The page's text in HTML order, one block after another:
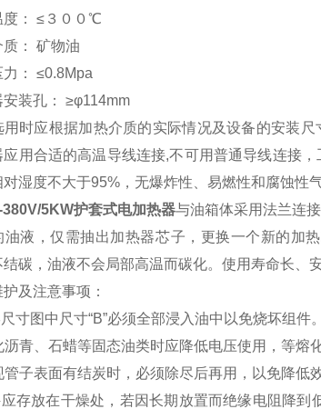
度： ≤３００℃
： 矿物油
： ≤0.8Mpa
安装孔： ≥φ114mm
用时应根据加热介质的实际情况及设备的安装
应用合适的高温导线连接,不可用普通导线连接
对湿度不大于95%，无爆炸性、易燃性和腐蚀性
5KW护套式电加热器与油箱体采用法兰连
油液，仅需抽出加热器芯子，更换一个新的加
碳，油液不会局部高温而碳化。使用寿命长、
及注意事项：
寸图中尺寸“B”必须全部浸入油中以免烧坏组件
沥青、石蜡等固态油类时应降低电压使用，等熔
管子表面有结炭时，必须除尽后再用，以免降低
存放在干燥处，若因长期放置而绝缘电阻降